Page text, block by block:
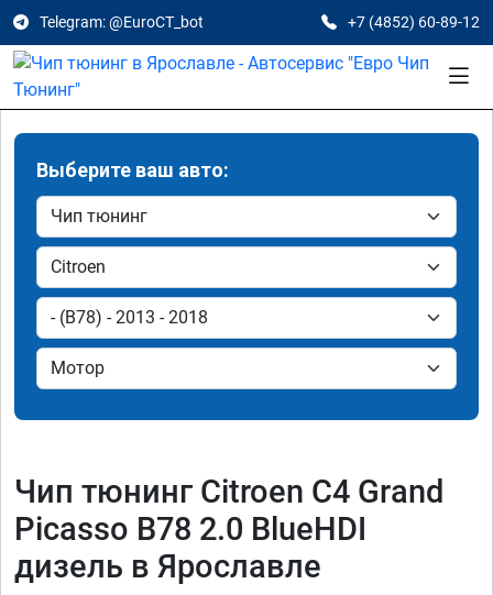
Telegram: @EuroCT_bot +7 (4852) 60-89-12
Выберите ваш авто:
Чип тюнинг Citroen C4 Grand
Picasso B78 2.0 BlueHDI
дизель в Ярославле